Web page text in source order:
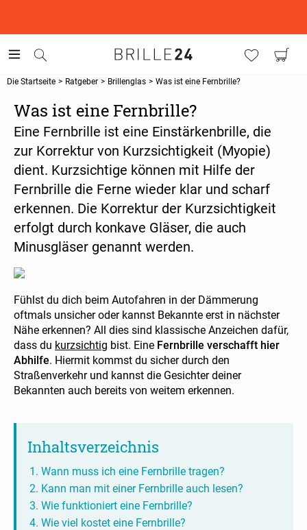
Die Startseite > Ratgeber > Brillenglas > Was ist eine Fernbrille?
Was ist eine Fernbrille?
Eine Fernbrille ist eine Einstärkenbrille, die
zur Korrektur von Kurzsichtigkeit (Myopie)
dient. Kurzsichtige können mit Hilfe der
Fernbrille die Ferne wieder klar und scharf
erkennen. Die Korrektur der Kurzsichtigkeit
erfolgt durch konkave Gläser, die auch
Minusgläser genannt werden.
Fühlst du dich beim Autofahren in der Dämmerung
oftmals unsicher oder kannst Bekannte erst in nächster
Nähe erkennen? All dies sind klassische Anzeichen dafür,
dass du kurzsichtig bist. Eine Fernbrille verschafft hier
Abhilfe. Hiermit kommst du sicher durch den
Straßenverkehr und kannst die Gesichter deiner
Bekannten auch bereits von weitem erkennen.
Inhaltsverzeichnis
Wann muss ich eine Fernbrille tragen?
Kann man mit einer Fernbrille auch lesen?
Wie funktioniert eine Fernbrille?
Wie viel kostet eine Fernbrille?